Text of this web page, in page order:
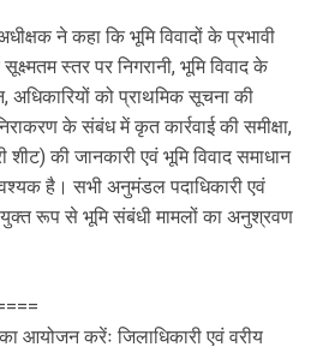
ने कहा कि भूमि विवादों के प्रभावी
स्तर पर निगरानी, भूमि विवाद के
को प्राथमिक सूचना की
के संबंध में कृत कार्रवाई की समीक्षा,
शीट) की जानकारी एवं भूमि विवाद समाधान
है। सभी अनुमंडल पदाधिकारी एवं
रूप से भूमि संबंधी मामलों का अनुश्रवण
आयोजन करेंः जिलाधिकारी एवं वरीय